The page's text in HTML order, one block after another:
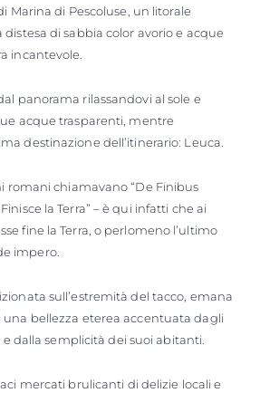
Marina di Pescoluse, un litorale
di sabbia color avorio e acque
incantevole.
panorama rilassandovi al sole e
acque trasparenti, mentre
destinazione dell’itinerario: Leuca.
romani chiamavano “De Finibus
la Terra” – è qui infatti che ai
fine la Terra, o perlomeno l’ultimo
impero.
sull’estremità del tacco, emana
una bellezza eterea accentuata dagli
dalla semplicità dei suoi abitanti.
mercati brulicanti di delizie locali e